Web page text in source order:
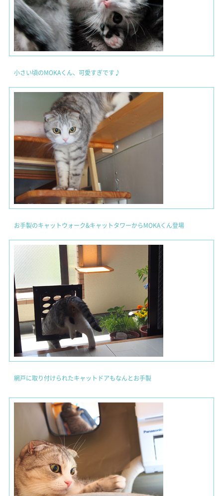
小さい頃のMOKAくん、可愛すぎです♪
お手製のキャットウォーク&キャットタワーからMOKAくん登場
網戸に取り付けられたキャットドアもなんとお手製